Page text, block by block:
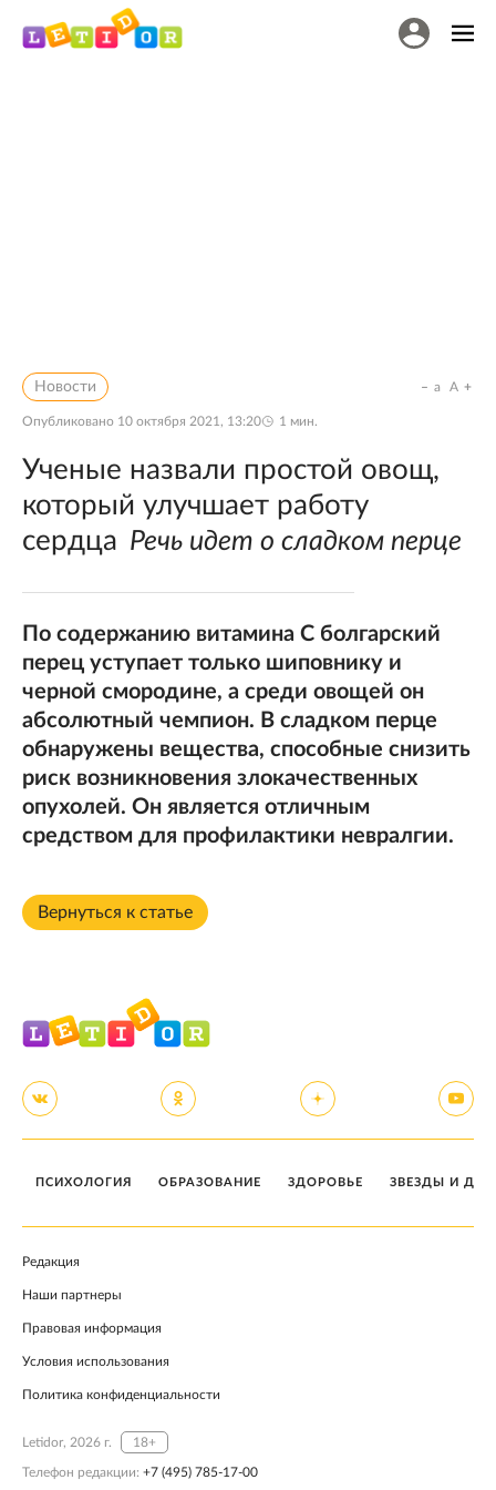
Новости
Опубликовано 10 октября 2021, 13:20 1 мин.
a A
Ученые назвали простой овощ,
который улучшает работу
сердца Речь идет о сладком перце
По содержанию витамина С болгарский
перец уступает только шиповнику и
черной смородине, а среди овощей он
абсолютный чемпион. В сладком перце
обнаружены вещества, способные снизить
риск возникновения злокачественных
опухолей. Он является отличным
средством для профилактики невралгии.
Вернуться к статье
ПСИХОЛОГИЯ ОБРАЗОВАНИЕ ЗДОРОВЬЕ ЗВЕЗДЫ И
Редакция
Наши партнеры
Правовая информация
Условия использования
Политика конфиденциальности
Letidor, 2026 г. 18+
Телефон редакции: +7 (495) 785-17-00